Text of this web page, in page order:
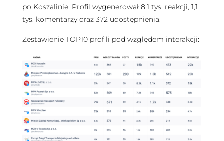
po Koszalinie. Profil wygenerował 8,1 tys. reakcji, 1,1
tys. komentarzy oraz 372 udostępnienia.
Zestawienie TOP10 profili pod względem interakcji: